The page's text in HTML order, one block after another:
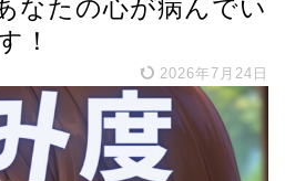
なたの心が病んでい
！
2026年7月24日